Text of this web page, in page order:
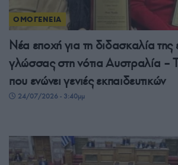
ΟΜΟΓΕΝΕΙΑ
Νέα εποχή για τη διδασκαλία της
γλώσσας στη νότια Αυστραλία –
που ενώνει γενιές εκπαιδευτικών
24/07/2026 - 3:40μμ